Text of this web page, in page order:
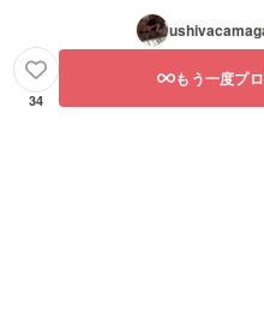
34
もう一度プ